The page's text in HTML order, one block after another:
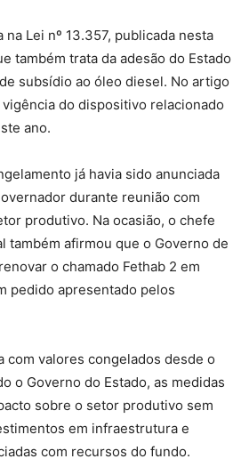
Lei nº 13.357, publicada nesta
também trata da adesão do Estado
subsídio ao óleo diesel. No artigo
do dispositivo relacionado
ano.
já havia sido anunciada
durante reunião com
produtivo. Na ocasião, o chefe
também afirmou que o Governo de
o chamado Fethab 2 em
pedido apresentado pelos
com valores congelados desde o
o Governo do Estado, as medidas
sobre o setor produtivo sem
em infraestrutura e
com recursos do fundo.